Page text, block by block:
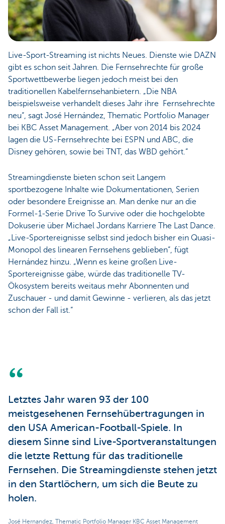
Live-Sport-Streaming ist nichts Neues. Dienste wie DAZN
gibt es schon seit Jahren. Die Fernsehrechte für große
Sportwettbewerbe liegen jedoch meist bei den
traditionellen Kabelfernsehanbietern. „Die NBA
beispielsweise verhandelt dieses Jahr ihre Fernsehrechte
neu“, sagt José Hernández, Thematic Portfolio Manager
bei KBC Asset Management. „Aber von 2014 bis 2024
lagen die US-Fernsehrechte bei ESPN und ABC, die
Disney gehören, sowie bei TNT, das WBD gehört.“
Streamingdienste bieten schon seit Langem
sportbezogene Inhalte wie Dokumentationen, Serien
oder besondere Ereignisse an. Man denke nur an die
Formel-1-Serie Drive To Survive oder die hochgelobte
Dokuserie über Michael Jordans Karriere The Last Dance.
„Live-Sportereignisse selbst sind jedoch bisher ein Quasi-
Monopol des linearen Fernsehens geblieben“, fügt
Hernández hinzu. „Wenn es keine großen Live-
Sportereignisse gäbe, würde das traditionelle TV-
Ökosystem bereits weitaus mehr Abonnenten und
Zuschauer - und damit Gewinne - verlieren, als das jetzt
schon der Fall ist.“
Letztes Jahr waren 93 der 100
meistgesehenen Fernsehübertragungen in
den USA American-Football-Spiele. In
diesem Sinne sind Live-Sportveranstaltungen
die letzte Rettung für das traditionelle
Fernsehen. Die Streamingdienste stehen jetzt
in den Startlöchern, um sich die Beute zu
holen.
José Hernandez, Thematic Portfolio Manager KBC Asset Management